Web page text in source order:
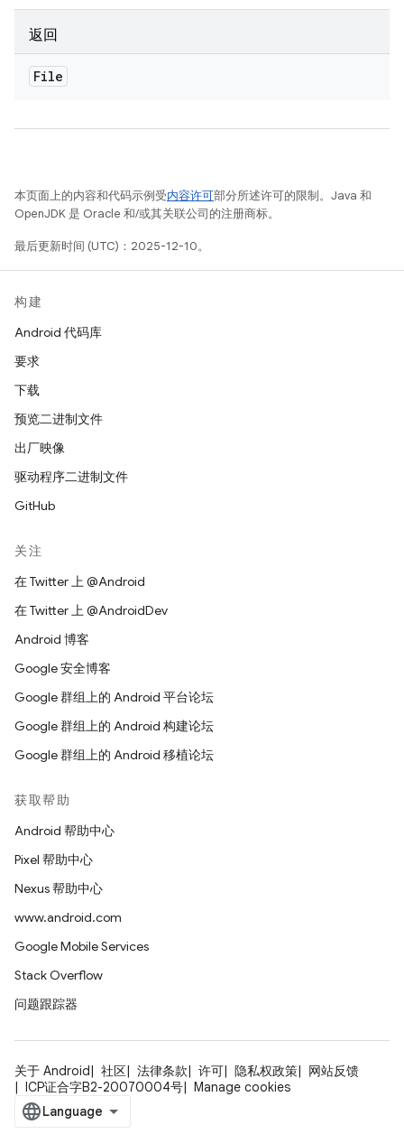
返回
File
本页面上的内容和代码示例受内容许可部分所述许可的限制。Java 和
OpenJDK 是 Oracle 和/或其关联公司的注册商标。
最后更新时间 (UTC)：2025-12-10。
构建
Android 代码库
要求
下载
预览二进制文件
出厂映像
驱动程序二进制文件
GitHub
关注
在 Twitter 上 @Android
在 Twitter 上 @AndroidDev
Android 博客
Google 安全博客
Google 群组上的 Android 平台论坛
Google 群组上的 Android 构建论坛
Google 群组上的 Android 移植论坛
获取帮助
Android 帮助中心
Pixel 帮助中心
Nexus 帮助中心
www.android.com
Google Mobile Services
Stack Overflow
问题跟踪器
关于 Android 社区 法律条款 许可 隐私权政策
网站反馈
ICP证合字B2-20070004号
Manage cookies